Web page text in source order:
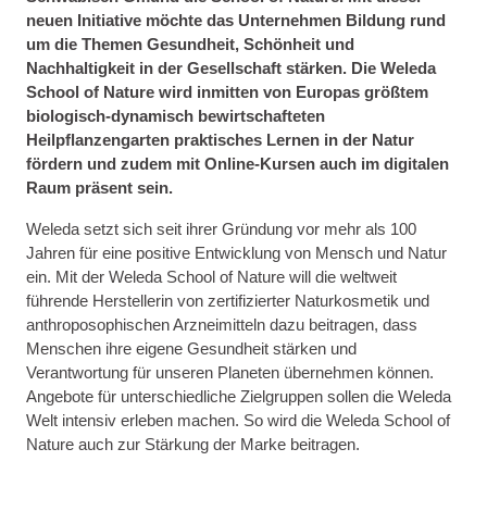
neuen Initiative möchte das Unternehmen Bildung rund
um die Themen Gesundheit, Schönheit und
Nachhaltigkeit in der Gesellschaft stärken. Die Weleda
School of Nature wird inmitten von Europas größtem
biologisch-dynamisch bewirtschafteten
Heilpflanzengarten praktisches Lernen in der Natur
fördern und zudem mit Online-Kursen auch im digitalen
Raum präsent sein.
Weleda setzt sich seit ihrer Gründung vor mehr als 100
Jahren für eine positive Entwicklung von Mensch und Natur
ein. Mit der Weleda School of Nature will die weltweit
führende Herstellerin von zertifizierter Naturkosmetik und
anthroposophischen Arzneimitteln dazu beitragen, dass
Menschen ihre eigene Gesundheit stärken und
Verantwortung für unseren Planeten übernehmen können.
Angebote für unterschiedliche Zielgruppen sollen die Weleda
Welt intensiv erleben machen. So wird die Weleda School of
Nature auch zur Stärkung der Marke beitragen.